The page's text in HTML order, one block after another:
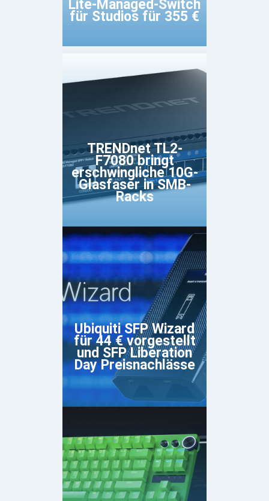
Lite-Managed-Switch
für Studios für 355 €
TRENDnet TL2-
F7080 bringt
erschwingliche 10G-
Glasfaser in SMB-
Racks
Ubiquiti SFP Wizard
für 44 € vorgestellt
und SFP Liberation
Day Preisnachlässe